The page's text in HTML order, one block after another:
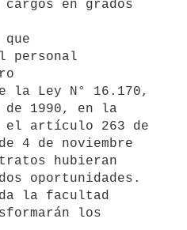
en grados
personal
la Ley N° 16.170,
de 1990, en la
el artículo 263 de
4 de noviembre
hubieran
oportunidades.
la facultad
los